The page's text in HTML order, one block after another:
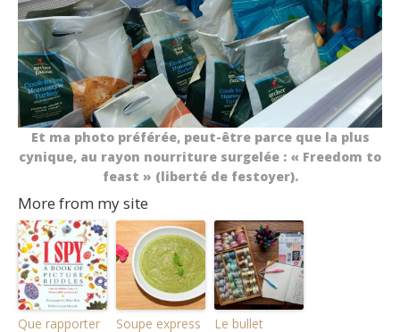
Et ma photo préférée, peut-être parce que la plus
cynique, au rayon nourriture surgelée : « Freedom to
feast » (liberté de festoyer).
More from my site
Que rapporter Soupe express Le bullet